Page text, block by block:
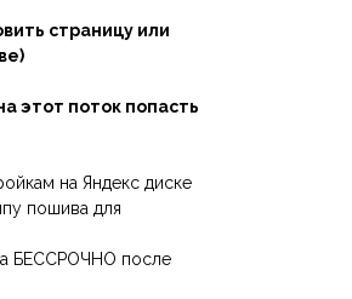
страницу или
этот поток попасть
на Яндекс диске
пошива для
БЕССРОЧНО после